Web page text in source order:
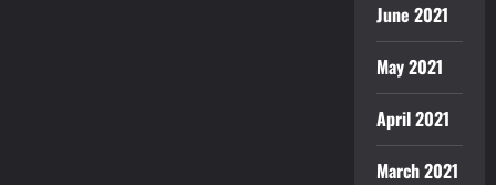
June 2021
May 2021
April 2021
March 2021